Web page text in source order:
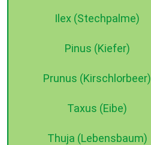
Ilex (Stechpalme)
Pinus (Kiefer)
Prunus (Kirschlorbeer)
Taxus (Eibe)
Thuja (Lebensbaum)